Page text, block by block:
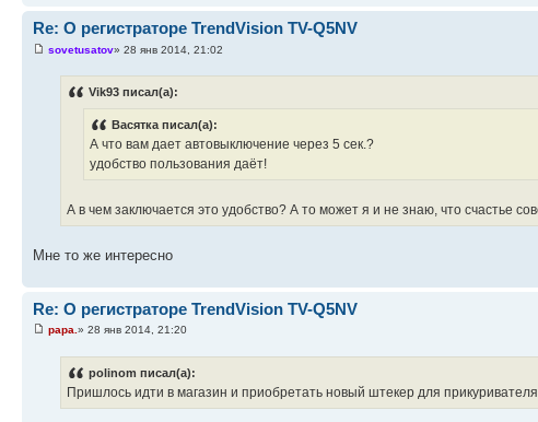
Re: О регистраторе TrendVision TV-Q5NV
sovetusatov» 28 янв 2014, 21:02
Vik93 писал(а):
Васятка писал(а):
А что вам дает автовыключение через 5 сек.?
удобство пользования даёт!
А в чем заключается это удобство? А то может я и не знаю, что счастье
Мне то же интересно
Re: О регистраторе TrendVision TV-Q5NV
papa.» 28 янв 2014, 21:20
polinom писал(а):
Пришлось идти в магазин и приобретать новый штекер для